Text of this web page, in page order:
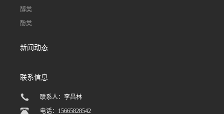
醇类
酚类
新闻动态
联系信息
联系人：李昌林
电话：15665828542